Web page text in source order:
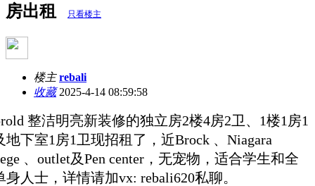
房出租
只看楼主
楼主 rebali
收藏2025-4-14 08:59:58
整洁明亮新装修的独立房2楼4房2卫、1楼1房1
地下室1房1卫现招租了，近Brock 、Niagara
、outlet及Pen center，无宠物，适合学生和全
身人士，详情请加vx: rebali620私聊。